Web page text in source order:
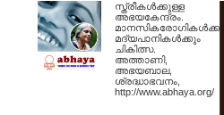
സ്ത്രീകള്‍ക്കുള്ള
അഭയകേന്ദ്രം.
മാനസികരോഗികള്‍ക്കും
മദ്യപാനികള്‍ക്കും
ചികിത്സ.
അത്താണി,
അഭയബാല,
ശ്രദ്ധാഭവനം,
http://www.abhaya.org/